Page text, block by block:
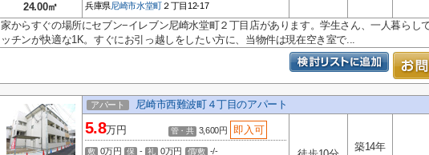
24.00㎡
兵庫県尼崎市水堂町 ２丁目12-17
家からすぐの場所にセブン−イレブン尼崎水堂町２丁目店があります。学生さん、一人暮らし
ッチンが快適な1K。すぐにお引っ越しをしたい方に、当物件は現在空き室で...
アパート 尼崎市西難波町４丁目のアパート
5.8万円 管・共 3,600円 即入可
敷 0万円 保 - 礼 0万円 償/敷 -/-
築14年